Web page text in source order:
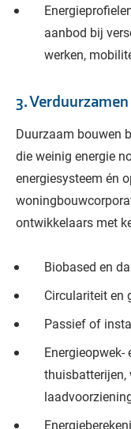
aanbod bij
werken,
3.
Duurzaam bouwen
die weinig energie
energiesysteem én
ontwikkelaars met
Biobased en
Circulariteit en
Passief of
thuisbatterijen,